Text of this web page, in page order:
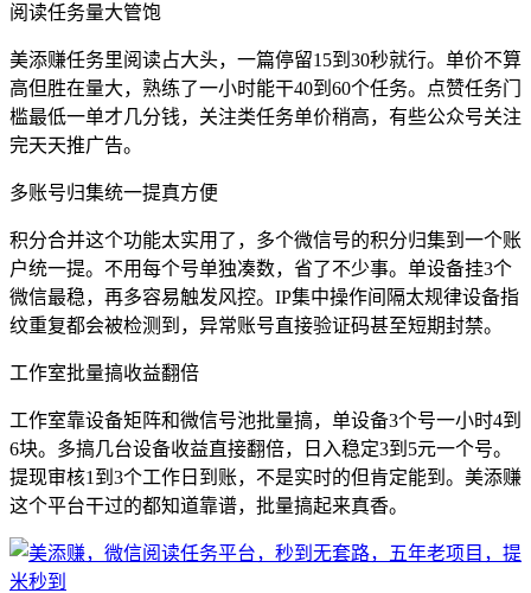
阅读任务量大管饱
美添赚任务里阅读占大头，一篇停留15到30秒就行。单价不算
高但胜在量大，熟练了一小时能干40到60个任务。点赞任务门
槛最低一单才几分钱，关注类任务单价稍高，有些公众号关注
完天天推广告。
多账号归集统一提真方便
积分合并这个功能太实用了，多个微信号的积分归集到一个账
户统一提。不用每个号单独凑数，省了不少事。单设备挂3个
微信最稳，再多容易触发风控。IP集中操作间隔太规律设备指
纹重复都会被检测到，异常账号直接验证码甚至短期封禁。
工作室批量搞收益翻倍
工作室靠设备矩阵和微信号池批量搞，单设备3个号一小时4到
6块。多搞几台设备收益直接翻倍，日入稳定3到5元一个号。
提现审核1到3个工作日到账，不是实时的但肯定能到。美添赚
这个平台干过的都知道靠谱，批量搞起来真香。